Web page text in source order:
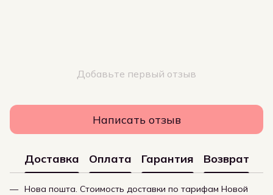
Добавьте первый отзыв
Написать отзыв
Доставка Оплата Гарантия Возврат
Нова пошта. Стоимость доставки по тарифам Новой